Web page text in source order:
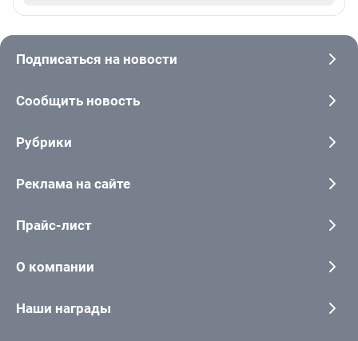
Подписаться на новости
Сообщить новость
Рубрики
Реклама на сайте
Прайс-лист
О компании
Наши награды